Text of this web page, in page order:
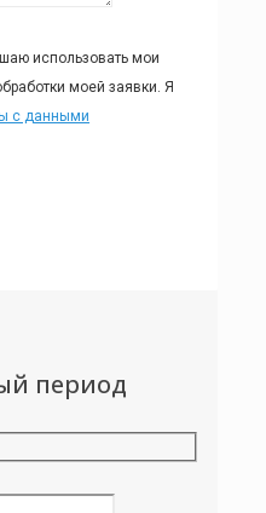
использовать мои
моей заявки. Я
с данными
период